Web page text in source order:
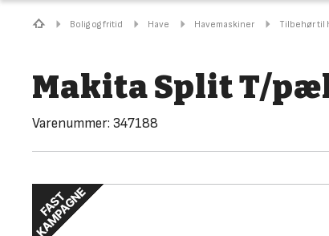
Bolig og fritid Have Havemaskiner Tilbehør til
Makita Split T/
Varenummer: 347188